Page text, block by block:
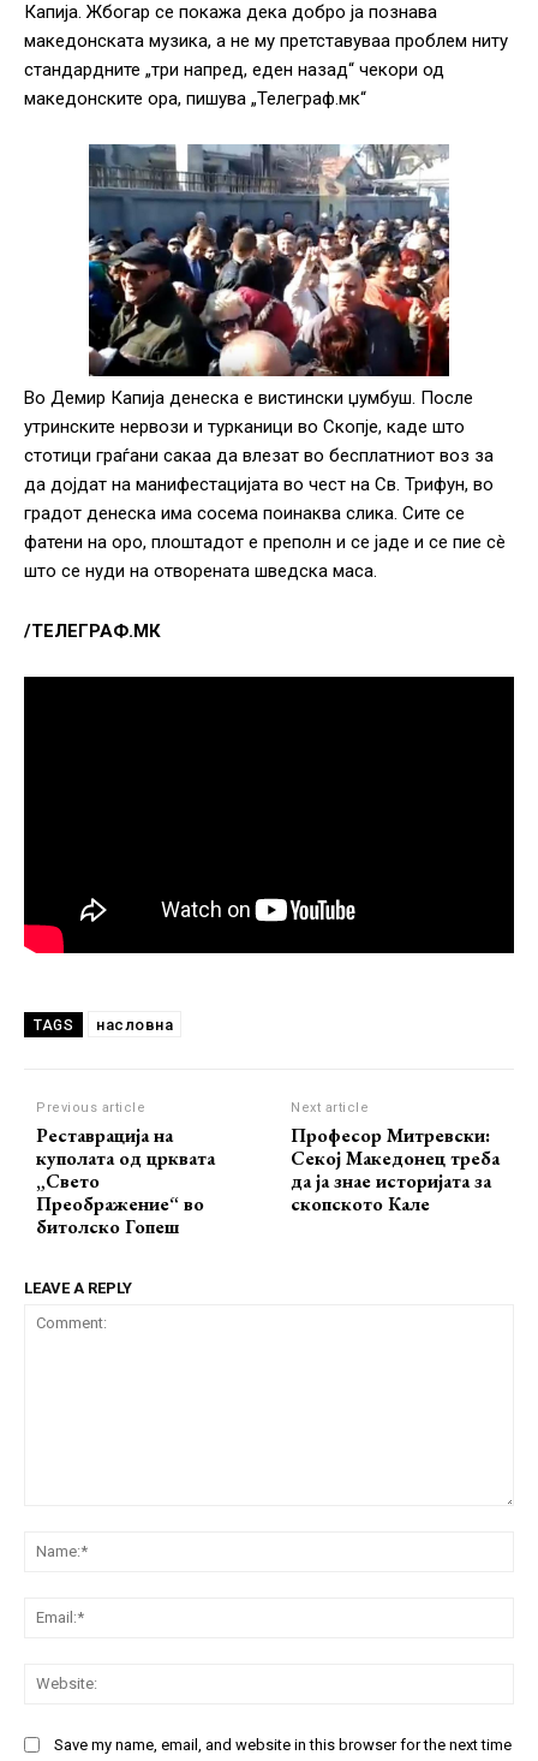
Капија. Жбогар се покажа дека добро ја познава
македонската музика, а не му претставуваа проблем ниту
стандардните „три напред, еден назад“ чекори од
македонските ора, пишува „Телеграф.мк“
Во Демир Капија денеска е вистински џумбуш. После
утринските нервози и турканици во Скопје, каде што
стотици граѓани сакаа да влезат во бесплатниот воз за
да дојдат на манифестацијата во чест на Св. Трифун, во
градот денеска има сосема поинаква слика. Сите се
фатени на оро, плоштадот е преполн и се јаде и се пие сè
што се нуди на отворената шведска маса.
/ТЕЛЕГРАФ.МК
TAGS насловна
Previous article
Реставрација на
куполата од црквата
„Свето
Преображение“ во
битолско Гопеш
Next article
Професор Митревски:
Секој Македонец треба
да ја знае историјата за
скопското Кале
LEAVE A REPLY
Save my name, email, and website in this browser for the next time